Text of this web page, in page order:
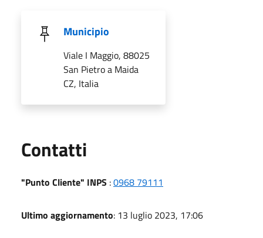
Municipio
Viale I Maggio, 88025
San Pietro a Maida
CZ, Italia
Contatti
"Punto Cliente" INPS :0968 79111
Ultimo aggiornamento: 13 luglio 2023, 17:06